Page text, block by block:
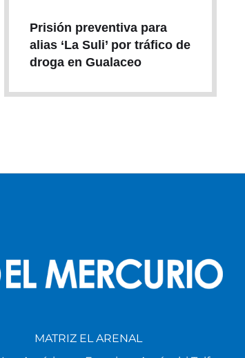
Prisión preventiva para
alias ‘La Suli’ por tráfico de
droga en Gualaceo
MATRIZ EL ARENAL